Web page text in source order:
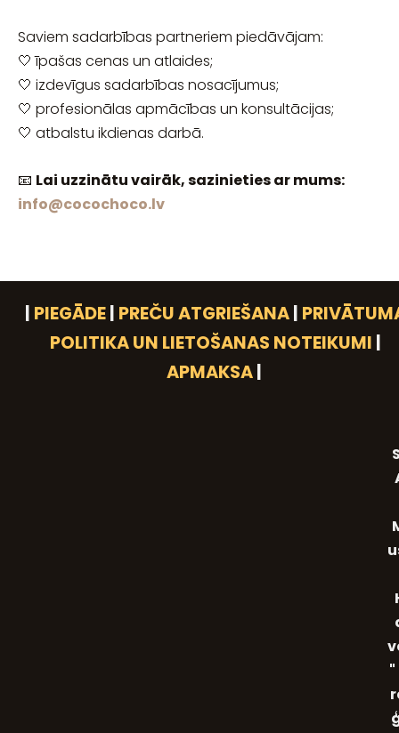
Saviem sadarbības partneriem piedāvājam:
🤍 īpašas cenas un atlaides;
🤍 izdevīgus sadarbības nosacījumus;
🤍 profesionālas apmācības un konsultācijas;
🤍 atbalstu ikdienas darbā.
📧 Lai uzzinātu vairāk, sazinieties ar mums:
info@cocochoco.lv
| PIEGĀDE| PREČU ATGRIEŠANA|
POLITIKA UN LIETOŠANAS NOTEIKUMI |
APMAKSA|
"
r